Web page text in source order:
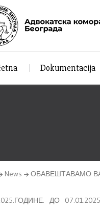
Dokumentacija
News ОБАВЕШТАВАМО
ДО